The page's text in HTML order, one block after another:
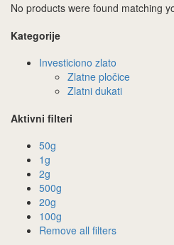
No products were found matching
Kategorije
Investiciono zlato
Zlatne pločice
Zlatni dukati
Aktivni filteri
50g
1g
2g
500g
20g
100g
Remove all filters